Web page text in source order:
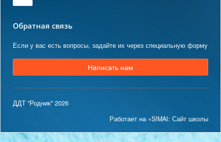
Обратная связь
Если у вас есть вопросы, задайте их через специальную форму
Написать нам
ДДТ "Родник" 2026
Работает на «SIMAI: Сайт школы